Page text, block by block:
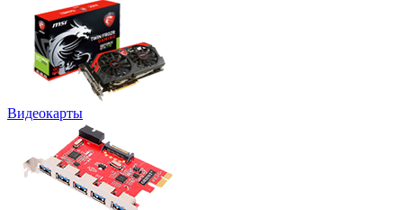
Видеокарты